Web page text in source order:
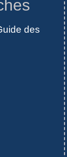
des